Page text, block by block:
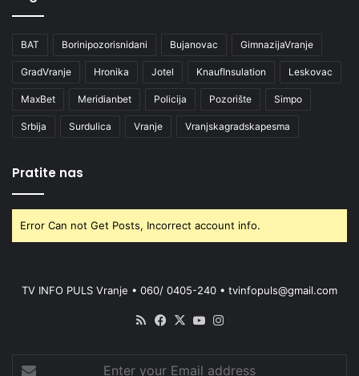
BAT Borinipozorisnidani Bujanovac GimnazijaVranje
GradVranje Hronika Jotel KnaufInsulation Leskovac
MaxBet Meridianbet Policija Pozorište Simpo
Srbija Surdulica Vranje Vranjskagradskapesma
Pratite nas
Error Can not Get Posts, Incorrect account info.
TV INFO PULS Vranje • 060/ 0405-240 • tvinfopuls@gmail.com
RSS Facebook
X YouTube